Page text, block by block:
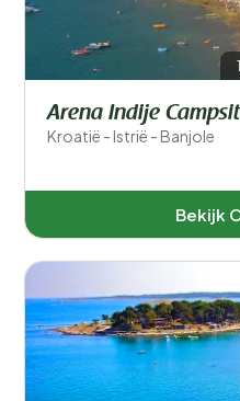
Arena Indije
Kroatië - Istrië - Banjole
Bekijk